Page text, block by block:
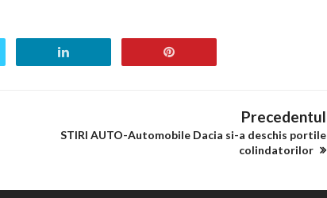
Precedentul
STIRI AUTO-Automobile Dacia si-a deschis portile
colindatorilor